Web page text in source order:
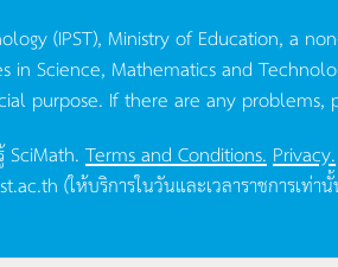
(IPST), Ministry of Education, a
Science, Mathematics and
purpose. If there are any problems,
SciMath.Terms and Conditions. Privacy.
(ให้บริการในวันและเวลาราชการเท่า